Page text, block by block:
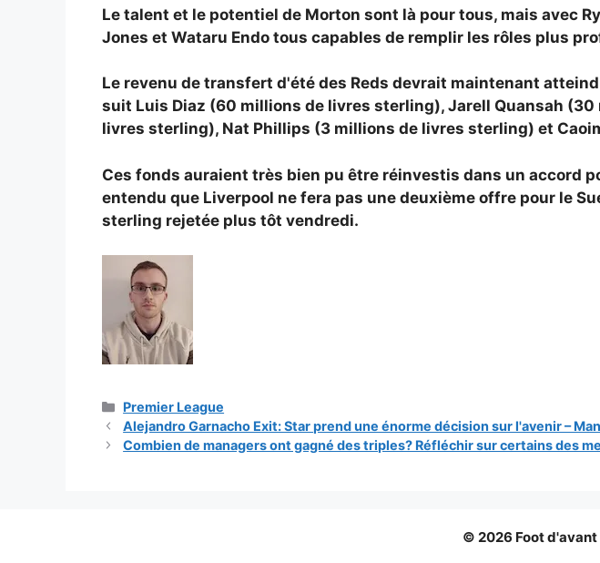
Le talent et le potentiel de Morton sont là pour tous, mais avec
Jones et Wataru Endo tous capables de remplir les rôles plus
Le revenu de transfert d'été des Reds devrait maintenant
suit Luis Diaz (60 millions de livres sterling), Jarell Quansah
livres sterling), Nat Phillips (3 millions de livres sterling) et
Ces fonds auraient très bien pu être réinvestis dans un accord
entendu que Liverpool ne fera pas une deuxième offre pour le
sterling rejetée plus tôt vendredi.
Catégories
Premier League
Alejandro Garnacho Exit: Star prend une énorme décision sur l'avenir –
Combien de managers ont gagné des triples? Réfléchir sur certains des
© 2026 Foot d'avant